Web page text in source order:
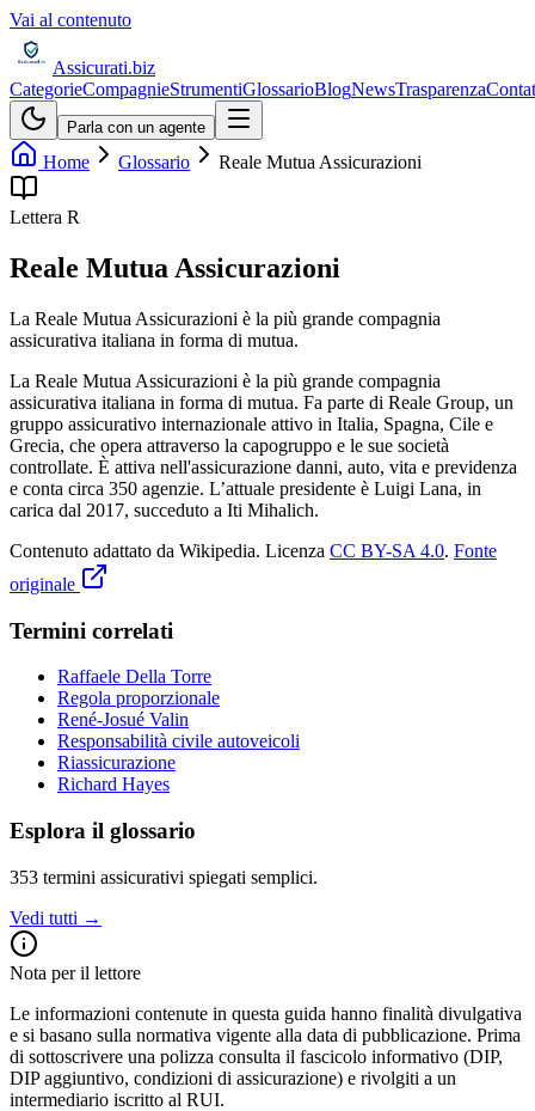
Vai al contenuto
Assicurati.biz
CategorieCompagnieStrumentiGlossarioBlogNewsTrasparenza
Parla con un agente
Home Glossario Reale Mutua Assicurazioni
Lettera R
Reale Mutua Assicurazioni
La Reale Mutua Assicurazioni è la più grande compagnia
assicurativa italiana in forma di mutua.
La Reale Mutua Assicurazioni è la più grande compagnia
assicurativa italiana in forma di mutua. Fa parte di Reale Group, un
gruppo assicurativo internazionale attivo in Italia, Spagna, Cile e
Grecia, che opera attraverso la capogruppo e le sue società
controllate. È attiva nell'assicurazione danni, auto, vita e previdenza
e conta circa 350 agenzie. L’attuale presidente è Luigi Lana, in
carica dal 2017, succeduto a Iti Mihalich.
Contenuto adattato da Wikipedia. Licenza CC BY-SA 4.0. Fonte
originale
Termini correlati
Raffaele Della Torre
Regola proporzionale
René-Josué Valin
Responsabilità civile autoveicoli
Riassicurazione
Richard Hayes
Esplora il glossario
353 termini assicurativi spiegati semplici.
Vedi tutti →
Nota per il lettore
Le informazioni contenute in questa guida hanno finalità divulgativa
e si basano sulla normativa vigente alla data di pubblicazione. Prima
di sottoscrivere una polizza consulta il fascicolo informativo (DIP,
DIP aggiuntivo, condizioni di assicurazione) e rivolgiti a un
intermediario iscritto al RUI.